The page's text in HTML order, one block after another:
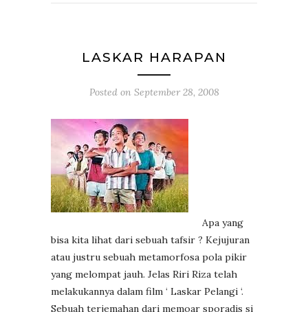
LASKAR HARAPAN
Posted on September 28, 2008
Apa yang
bisa kita lihat dari sebuah tafsir ? Kejujuran
atau justru sebuah metamorfosa pola pikir
yang melompat jauh. Jelas Riri Riza telah
melakukannya dalam film ‘ Laskar Pelangi ‘.
Sebuah terjemahan dari memoar sporadis si